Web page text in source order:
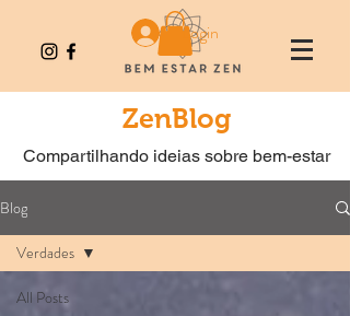
Login
ZenBlog
Compartilhando ideias sobre bem-estar
Blog
All Posts
Verdades